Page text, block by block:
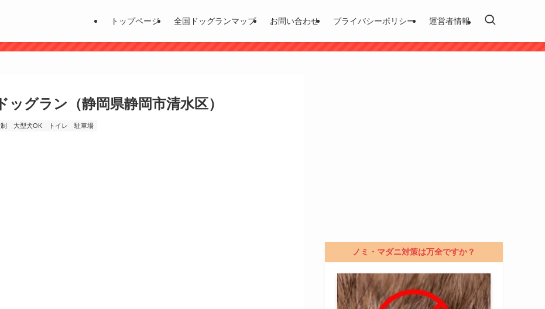
トップページ 全国ドッグランマップ お問い合わせ プライバシーポリシー 運営者情報
ッグラン（静岡県静岡市清水区）
大型犬OK トイレ 駐車場
ノミ・マダニ対策は万全ですか？